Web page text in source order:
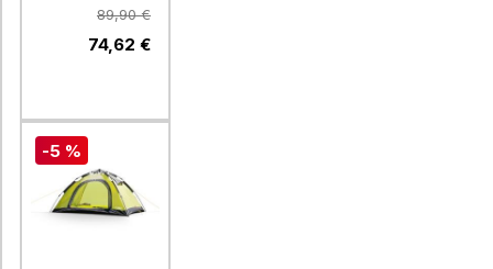
GAPLESS
89,90 €
74,62 €
-5 %